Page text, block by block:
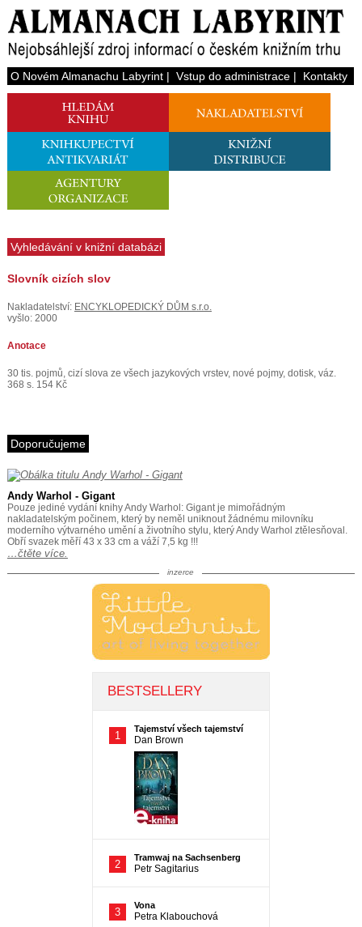
O Novém Almanachu Labyrint| Vstup do administrace| Kontakty
Vyhledávání v knižní databázi
Slovník cizích slov
Nakladatelství: ENCYKLOPEDICKÝ DŮM s.r.o.
vyšlo: 2000
Anotace
30 tis. pojmů, cizí slova ze všech jazykových vrstev, nové pojmy, dotisk, váz.
368 s. 154 Kč
Doporučujeme
Andy Warhol - Gigant
Pouze jediné vydání knihy Andy Warhol: Gigant je mimořádným
nakladatelským počinem, který by neměl uniknout žádnému milovníku
moderního výtvarného umění a životního stylu, který Andy Warhol ztělesňoval.
Obří svazek měří 43 x 33 cm a váží 7,5 kg !!!
…čtěte více.
inzerce